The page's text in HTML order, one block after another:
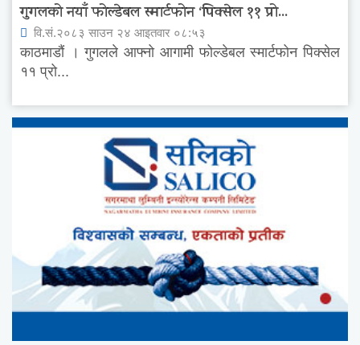
गुगलको नयाँ फोल्डेबल स्मार्टफोन ‘पिक्सेल ११ प्रो...
वि.सं.२०८३ साउन २४ आइतवार ०८:५३
काठमाडौं । गुगलले आफ्नो आगामी फोल्डेबल स्मार्टफोन पिक्सेल
११ प्रो...